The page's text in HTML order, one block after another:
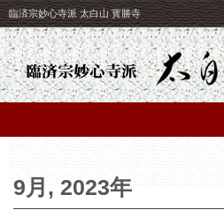
臨済宗妙心寺派 太白山 寳勝寺
9月, 2023年